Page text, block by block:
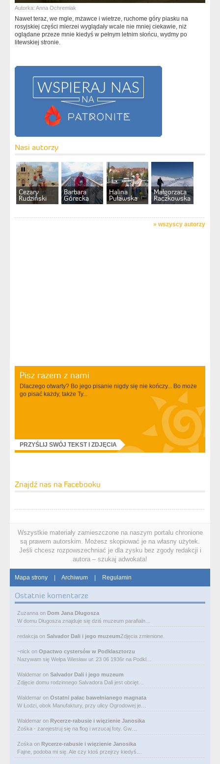
Autorka: Anna Ochremiak
Nawet teraz, we mgle, mżawce i wietrze, ruchome góry piasku na
rosyjskiej części mierzei wyglądały wcale nie mniej ciekawie, niż
oglądane przeze mnie kiedyś w pełnym letnim słońcu, wydmy po
litewskiej stronie.
Nasi autorzy
Cezary
Rudziński
Barbara
Górecka
Halina
Puławska
Małgorzata
Raczkowska
» wszyscy autorzy
Pisz razem z nami
Dlaczego otwarty? Bo jego pisanie nigdy się nie kończy... Bo może
go pisać każdy, także Ty...
PRZYŚLIJ SWÓJ TEKST I ZDJĘCIA
Znajdź nas na Facebooku
Wszystkie materiały zamieszczone na naszym portalu chronione
są prawem autorskim. Możesz skopiować je na własny użytek.
Jeśli chcesz rozpowszechniać je dla zysku bez zgody redakcji i
autora – szukaj adwokata!
Mapa strony | Archiwum | Regulamin
Ostatnie komentarze
Zuzanna on Dom Jana Długosza
W domu Długosza znajduje się dziś muzeum parafialn…
redakcja on Salvador Dali i jego muzeumZdjęcia zmienione.
~nick on Opactwo cystersów w Podklasztorzu
Nazywam się Wełpa Wiesław ur. 23 06 1936r na Podkl…
Waldemar on Salvador Dali i jego muzeum
Zdjęcie domu rodzinnego Salvadora Dali jest obcięt…
Waldemar on Ostatni pałac bawełnianego magnata
W Łodzi, obok Manufaktury, przy ulicy Ogrodowej je…
Waldemar on Rycerze-rabusie i więzienie Janosika
Zośka - zarejestruj się na flog i wrzucaj foty. Gw…
Zośka on Rycerze-rabusie i więzienie Janosika
Fajne, podoba mi się. Ale czy ktoś przejrzy kiedyś…